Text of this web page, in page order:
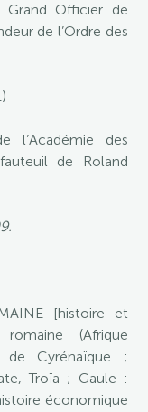
Officier de
de l’Ordre des
l’Académie des
de Roland
[histoire et
(Afrique
Cyrénaïque ;
Troïa ; Gaule :
économique